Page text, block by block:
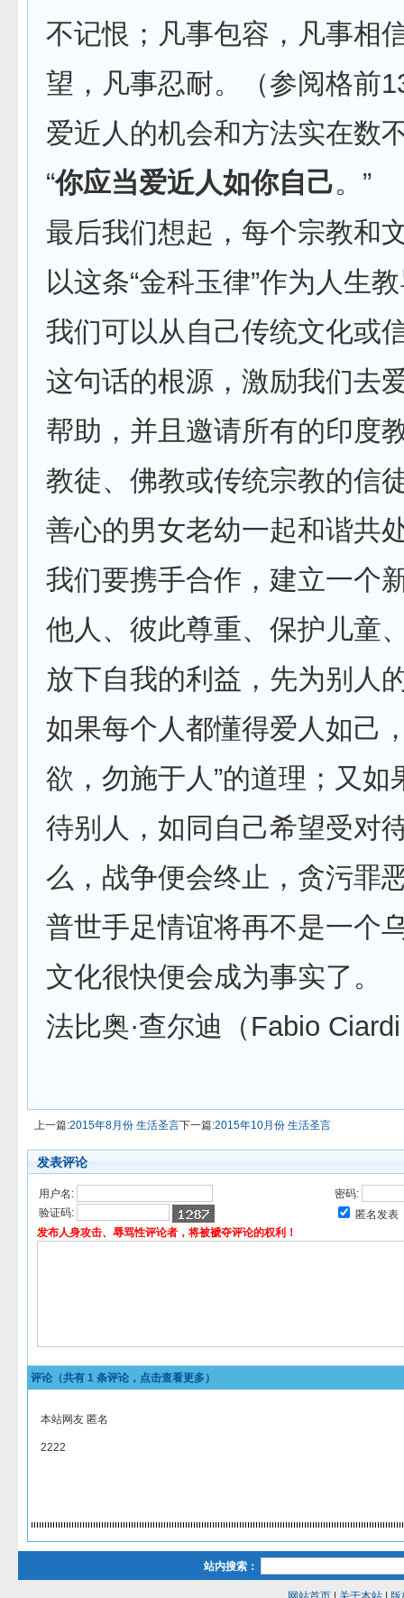
不记恨；凡事包容，凡事相
望，凡事忍耐。（参阅格前
爱近人的机会和方法实在数
“你应当爱近人如你自己。”
最后我们想起，每个宗教和
以这条“金科玉律”作为人生
我们可以从自己传统文化或
这句话的根源，激励我们去
帮助，并且邀请所有的印度
教徒、佛教或传统宗教的信
善心的男女老幼一起和谐共
我们要携手合作，建立一个
他人、彼此尊重、保护儿童
放下自我的利益，先为别人
如果每个人都懂得爱人如己
欲，勿施于人”的道理；又如
待别人，如同自己希望受对
么，战争便会终止，贪污罪
普世手足情谊将再不是一个
文化很快便会成为事实了。
法比奥·查尔迪（Fabio
上一篇:2015年8月份 生活圣言下一篇:2015年10月份 生活圣言
发表评论
用户名:
密码:
验证码:
匿名发表
发布人身攻击、辱骂性评论者，将被褫夺评论的权利！
评论（共有 1 条评论，点击查看更多）
本站网友 匿名
2222
站内搜索：